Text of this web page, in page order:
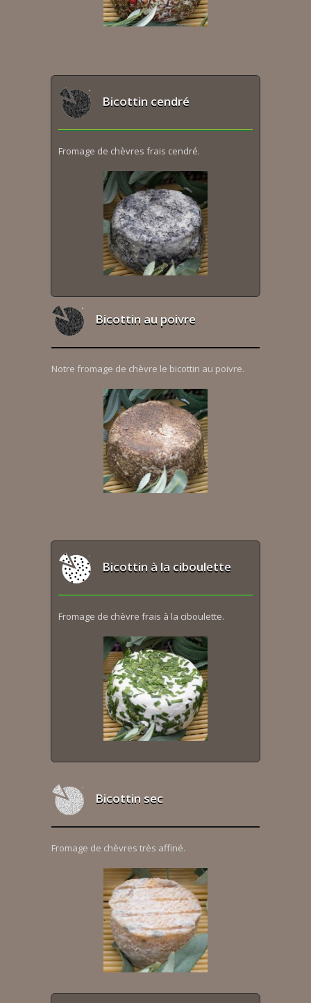
Bicottin cendré
Fromage de chèvres frais cendré.
Bicottin au poivre
Notre fromage de chèvre le bicottin au poivre.
Bicottin à la ciboulette
Fromage de chèvre frais à la ciboulette.
Bicottin sec
Fromage de chèvres très affiné.